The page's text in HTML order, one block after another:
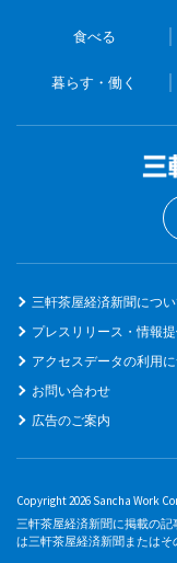
食べる
暮らす・働く
三軒茶屋経済新聞につ
プレスリリース・情報
アクセスデータの利用
お問い合わせ
広告のご案内
Copyright 2026 Sancha Work
三軒茶屋経済新聞に掲載の
は三軒茶屋経済新聞またはそ